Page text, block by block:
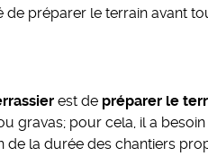
de préparer le terrain avant
est de préparer le
gravas; pour cela, il a
de la durée des chantiers